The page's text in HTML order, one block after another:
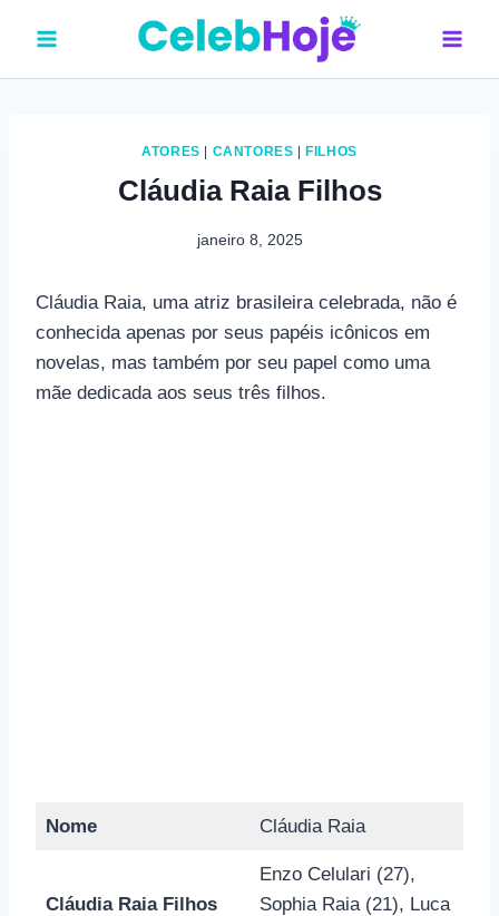
o
ATORES CANTORES FILHOS
Cláudia Raia Filhos
janeiro 8, 2025
Cláudia Raia, uma atriz brasileira celebrada, não é
conhecida apenas por seus papéis icônicos em
novelas, mas também por seu papel como uma
mãe dedicada aos seus três filhos.
Nome Cláudia Raia
Cláudia Raia Filhos
Enzo Celulari (27),
Sophia Raia (21), Luca